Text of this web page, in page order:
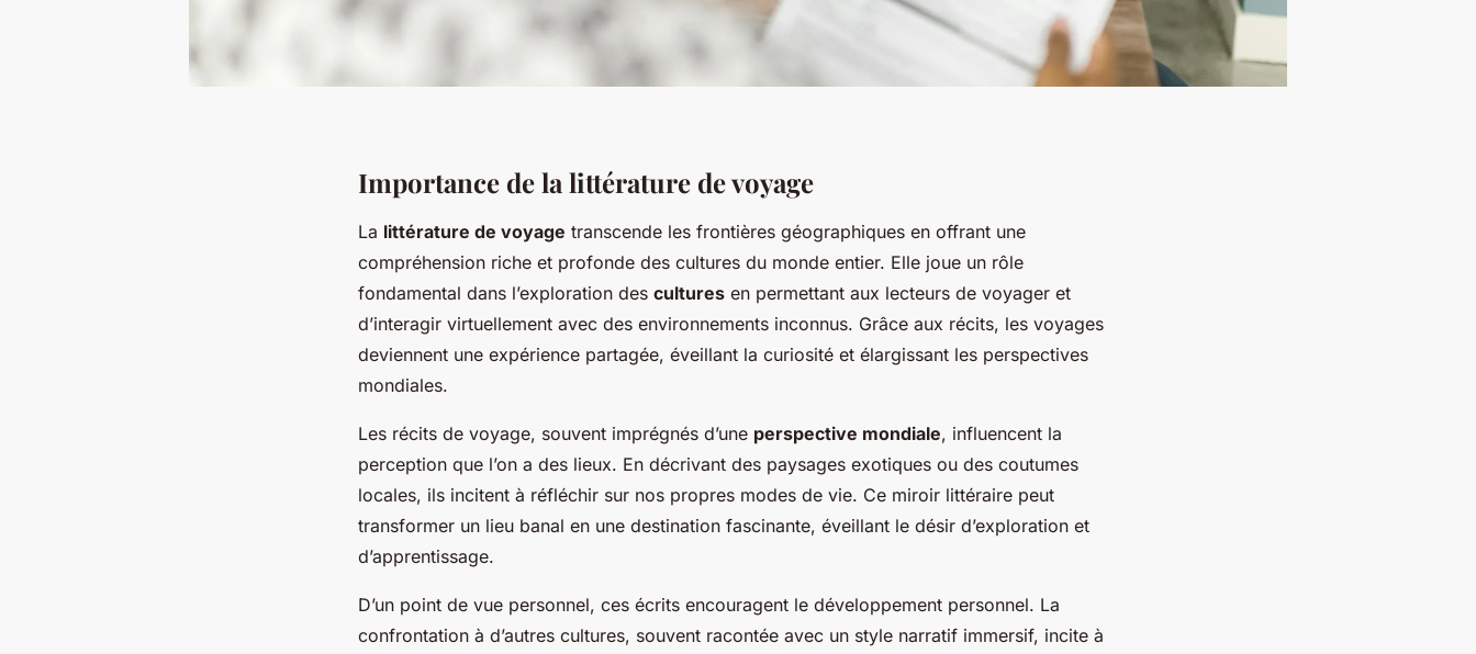
Importance de la littérature de voyage
La littérature de voyage transcende les frontières géographiques en offrant une
compréhension riche et profonde des cultures du monde entier. Elle joue un rôle
fondamental dans l’exploration des cultures en permettant aux lecteurs de voyager et
d’interagir virtuellement avec des environnements inconnus. Grâce aux récits, les voyages
deviennent une expérience partagée, éveillant la curiosité et élargissant les perspectives
mondiales.
Les récits de voyage, souvent imprégnés d’une perspective mondiale, influencent la
perception que l’on a des lieux. En décrivant des paysages exotiques ou des coutumes
locales, ils incitent à réfléchir sur nos propres modes de vie. Ce miroir littéraire peut
transformer un lieu banal en une destination fascinante, éveillant le désir d’exploration et
d’apprentissage.
D’un point de vue personnel, ces écrits encouragent le développement personnel. La
confrontation à d’autres cultures, souvent racontée avec un style narratif immersif, incite à